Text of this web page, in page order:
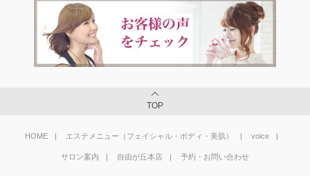
TOP
HOME エステメニュー（フェイシャル・ボディ・美肌） voice
サロン案内 自由が丘本店 予約・お問い合わせ